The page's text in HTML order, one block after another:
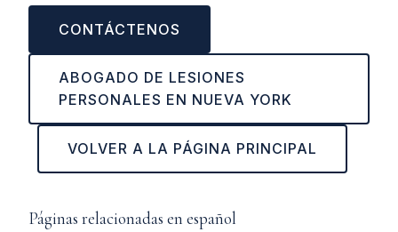
CONTÁCTENOS
ABOGADO DE LESIONES
PERSONALES EN NUEVA YORK
VOLVER A LA PÁGINA PRINCIPAL
Páginas relacionadas en español